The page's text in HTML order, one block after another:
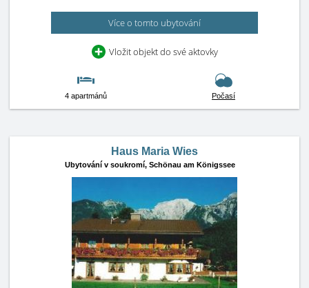
Více o tomto ubytování
Vložit objekt do své aktovky
4 apartmánů Počasí
Haus Maria Wies
Ubytování v soukromí, Schönau am Königssee